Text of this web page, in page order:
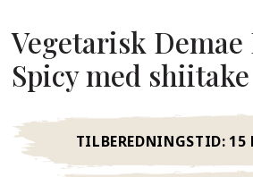
Vegetarisk Demae
Spicy med shiitake
TILBEREDNINGSTID: 15